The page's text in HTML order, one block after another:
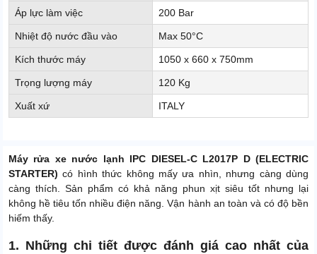
Áp lực làm việc 200 Bar
Nhiệt độ nước đầu vào Max 50°C
Kích thước máy 1050 x 660 x 750mm
Trọng lượng máy 120 Kg
Xuất xứ ITALY
Máy rửa xe nước lạnh IPC DIESEL-C L2017P D (ELECTRIC
STARTER)có hình thức không mấy ưa nhìn, nhưng càng dùng
càng thích. Sản phẩm có khả năng phun xịt siêu tốt nhưng lại
không hề tiêu tốn nhiều điện năng. Vận hành an toàn và có độ bền
hiếm thấy.
1. Những chi tiết được đánh giá cao nhất của